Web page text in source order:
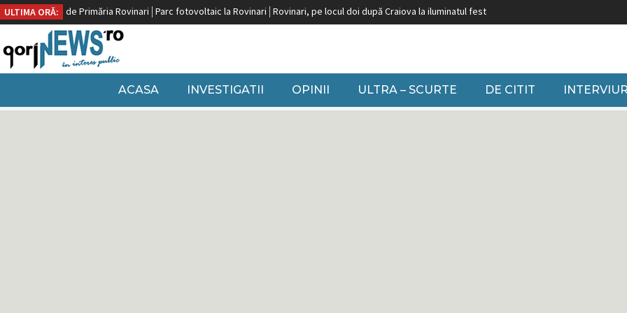
ULTIMA ORĂ:
Primăria Rovinari Parc fotovoltaic la Rovinari Rovinari, pe locul doi după Craiova la iluminatul festiv Burduja: ”Nu putem să închidem grupuri pe
ACASA INVESTIGATII OPINII ULTRA – SCURTE DE CITIT